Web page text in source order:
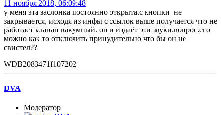
11 ноября 2018, 06:09:48
у меня эта заслонка постоянно открыта.с кнопки не
закрывается, исходя из инфы с ссылок выше получается что не
работает клапан вакумный. он и издаёт эти звуки.вопрос:его
можно как то отключить принудительно что бы он не
свистел??
WDB2083471f107202
DVA
Модератор